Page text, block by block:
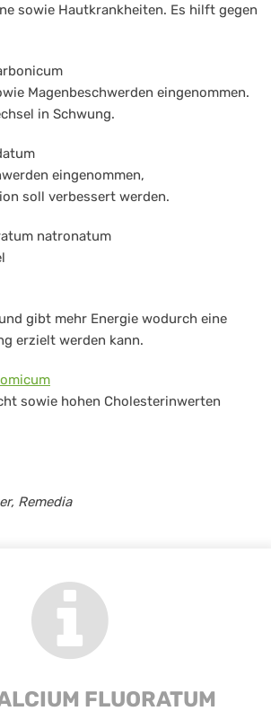
sowie Hautkrankheiten. Es hilft gegen
Magenbeschwerden eingenommen.
in Schwung.
eingenommen,
soll verbessert werden.
natronatum
gibt mehr Energie wodurch eine
erzielt werden kann.
sowie hohen Cholesterinwerten
Remedia
FLUORATUM